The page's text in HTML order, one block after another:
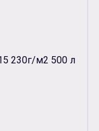
230г/м2 500 л